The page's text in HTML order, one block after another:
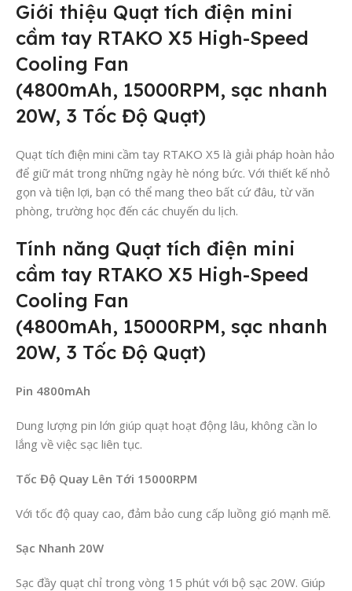
Giới thiệu Quạt tích điện mini
cầm tay RTAKO X5 High-Speed
Cooling Fan
(4800mAh, 15000RPM, sạc nhanh
20W, 3 Tốc Độ Quạt)
Quạt tích điện mini cầm tay RTAKO X5 là giải pháp hoàn hảo
để giữ mát trong những ngày hè nóng bức. Với thiết kế nhỏ
gọn và tiện lợi, bạn có thể mang theo bất cứ đâu, từ văn
phòng, trường học đến các chuyến du lịch.
Tính năng Quạt tích điện mini
cầm tay RTAKO X5 High-Speed
Cooling Fan
(4800mAh, 15000RPM, sạc nhanh
20W, 3 Tốc Độ Quạt)
Pin 4800mAh
Dung lượng pin lớn giúp quạt hoạt động lâu, không cần lo
lắng về việc sạc liên tục.
Tốc Độ Quay Lên Tới 15000RPM
Với tốc độ quay cao, đảm bảo cung cấp luồng gió mạnh mẽ.
Sạc Nhanh 20W
Sạc đầy quạt chỉ trong vòng 15 phút với bộ sạc 20W. Giúp